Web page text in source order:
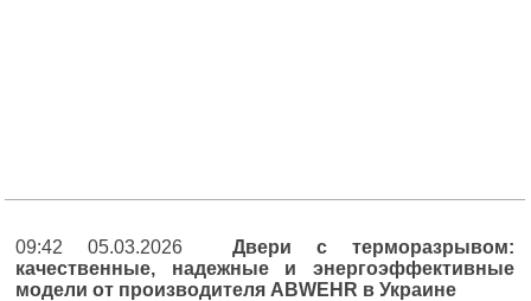
09:42 05.03.2026 Двери с терморазрывом:
качественные, надежные и энергоэффективные
модели от производителя ABWEHR в Украине